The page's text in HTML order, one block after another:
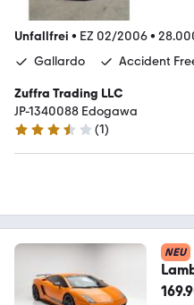
Unfallfrei • EZ 02/2006•
Gallardo
Accident
Zuffra Trading LLC
JP-1340088 Edogawa
3.3 Sterne
(1)
NEU